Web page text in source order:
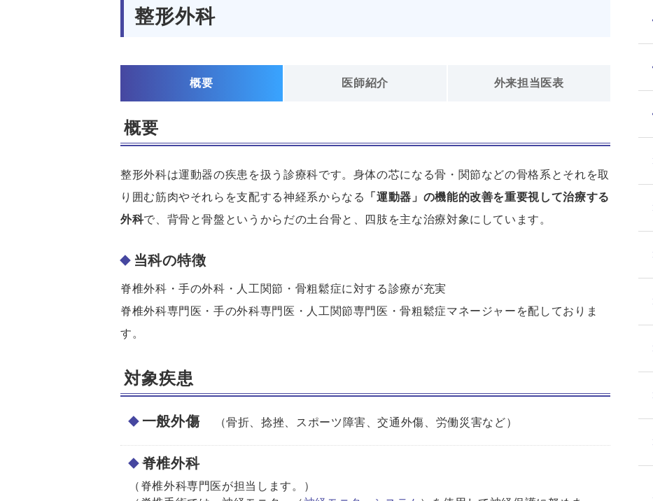
整形外科
概要 医師紹介 外来担当医表
概要
整形外科は運動器の疾患を扱う診療科です。身体の芯になる骨・関節などの骨格系とそれを取
り囲む筋肉やそれらを支配する神経系からなる
「運動器」の機能的改善を重要視して治療する
外科で、背骨と骨盤というからだの土台骨と、四肢を主な治療対象にしています。
当科の特徴
脊椎外科・手の外科・人工関節・骨粗鬆症に対する診療が充実
脊椎外科専門医・手の外科専門医・人工関節専門医・骨粗鬆症マネージャーを配しておりま
す。
対象疾患
一般外傷 （骨折、捻挫、スポーツ障害、交通外傷、労働災害など）
脊椎外科
（脊椎外科専門医が担当します。）